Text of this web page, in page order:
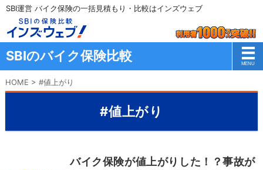
SBI運営 バイク保険の一括見積もり・比較はインズウェブ
SBIのバイク保険比較
HOME > #値上がり
#値上がり
バイク保険が値上がりした！？事故が